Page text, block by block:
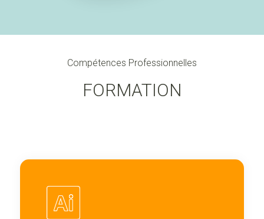
Compétences Professionnelles
FORMATION